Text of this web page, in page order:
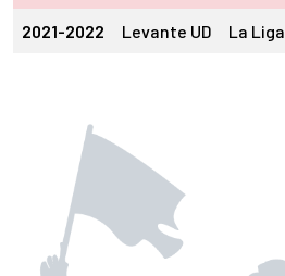
2021-2022 Levante UD La Liga